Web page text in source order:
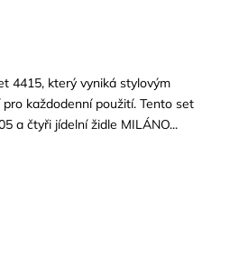
4415, který vyniká stylovým
každodenní použití. Tento set
a čtyři jídelní židle MILÁNO...